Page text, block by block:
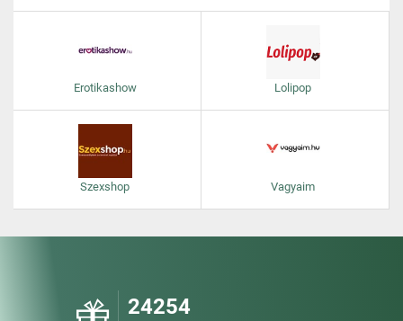
Erotikashow Lolipop
Szexshop Vagyaim
24254